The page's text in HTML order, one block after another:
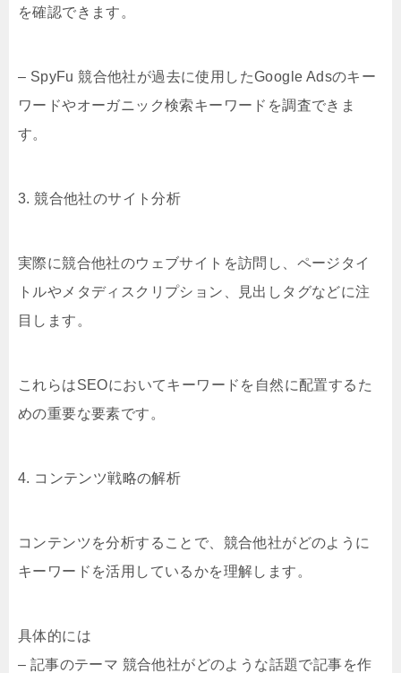
を確認できます。
– SpyFu 競合他社が過去に使用したGoogle Adsのキー
ワードやオーガニック検索キーワードを調査できま
す。
3. 競合他社のサイト分析
実際に競合他社のウェブサイトを訪問し、ページタイ
トルやメタディスクリプション、見出しタグなどに注
目します。
これらはSEOにおいてキーワードを自然に配置するた
めの重要な要素です。
4. コンテンツ戦略の解析
コンテンツを分析することで、競合他社がどのように
キーワードを活用しているかを理解します。
具体的には
– 記事のテーマ 競合他社がどのような話題で記事を作